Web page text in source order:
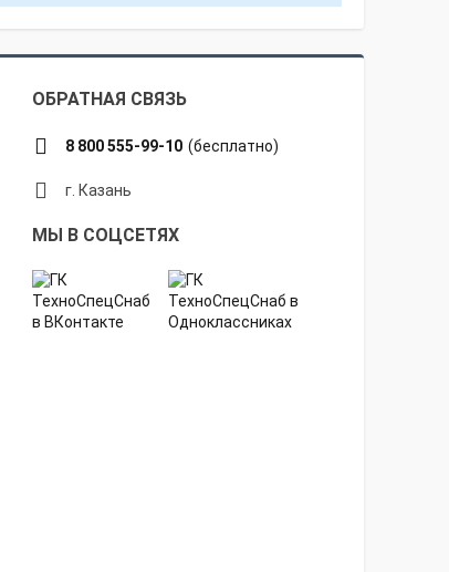
ОБРАТНАЯ СВЯЗЬ
8 800 555-99-10 (бесплатно)
г. Казань
МЫ В СОЦСЕТЯХ